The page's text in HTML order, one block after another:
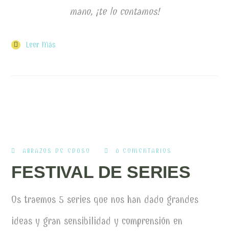
mano, ¡te lo contamos!
Leer Más
ABRAZOS DE EDUSO 0 COMENTARIOS
FESTIVAL DE SERIES
Os traemos 5 series que nos han dado grandes
ideas y gran sensibilidad y comprensión en